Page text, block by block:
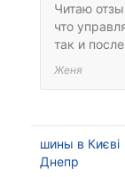
Читаю
что
так и
Женя
шины в Києві
Днепр